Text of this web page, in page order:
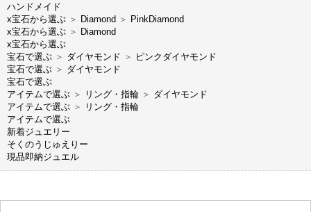
ハンドメイド
x宝石から選ぶ ＞ Diamond ＞ PinkDiamond
x宝石から選ぶ ＞ Diamond
x宝石から選ぶ
宝石で選ぶ ＞ ダイヤモンド ＞ ピンクダイヤモンド
宝石で選ぶ ＞ ダイヤモンド
宝石で選ぶ
アイテムで選ぶ ＞ リング・指輪 ＞ ダイヤモンド
アイテムで選ぶ ＞
リング・指輪
アイテムで選ぶ
新着ジュエリー
そくのうじゅえりー
現品即納ジュエル